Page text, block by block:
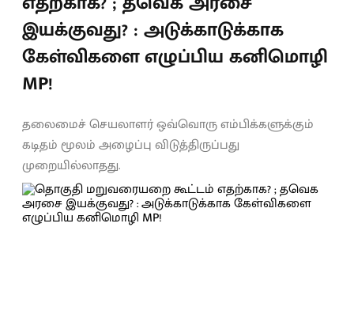
இயக்குவது? : அடுக்காடுக்காக
கேள்விகளை எழுப்பிய கனிமொழி
MP!
தலைமைச் செயலாளர் ஒவ்வொரு எம்பிக்களுக்கும்
கடிதம் மூலம் அழைப்பு விடுத்திருப்பது
முறையில்லாதது.